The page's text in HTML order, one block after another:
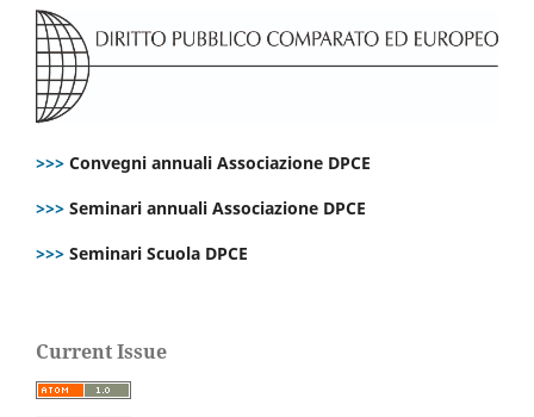
>>> Convegni annuali Associazione DPCE
>>> Seminari annuali Associazione DPCE
>>> Seminari Scuola DPCE
Current Issue